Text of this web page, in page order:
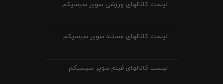
لیست کانالهای ورزشی سوپر سیسیکم
لیست کانالهای مستند سوپر سیسیکم
لیست کانالهای فیلم سوپر سیسیکم